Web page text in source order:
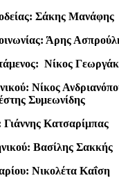
Σάκης Μανάφης
Άρης
Νίκος
Νίκος
Συμεωνίδης
Κατσαρίμπας
Βασίλης Σακκής
Νικολέτα Καΐση